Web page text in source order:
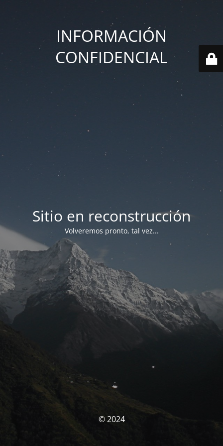
INFORMACIÓN
CONFIDENCIAL
Sitio en reconstrucción
Volveremos pronto, tal vez...
© 2024